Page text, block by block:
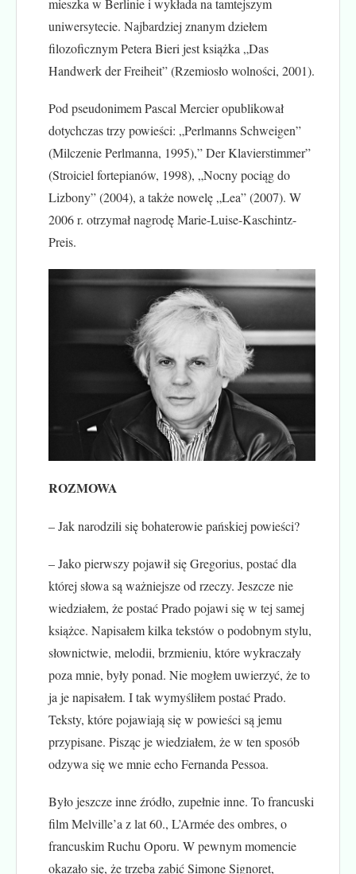
mieszka w Berlinie i wykłada na tamtejszym
uniwersytecie. Najbardziej znanym dziełem
filozoficznym Petera Bieri jest książka „Das
Handwerk der Freiheit” (Rzemiosło wolności, 2001).
Pod pseudonimem Pascal Mercier opublikował
dotychczas trzy powieści: „Perlmanns Schweigen”
(Milczenie Perlmanna, 1995),” Der Klavierstimmer”
(Stroiciel fortepianów, 1998), „Nocny pociąg do
Lizbony” (2004), a także nowelę „Lea” (2007). W
2006 r. otrzymał nagrodę Marie-Luise-Kaschintz-
Preis.
ROZMOWA
– Jak narodzili się bohaterowie pańskiej powieści?
– Jako pierwszy pojawił się Gregorius, postać dla
której słowa są ważniejsze od rzeczy. Jeszcze nie
wiedziałem, że postać Prado pojawi się w tej samej
książce. Napisałem kilka tekstów o podobnym stylu,
słownictwie, melodii, brzmieniu, które wykraczały
poza mnie, były ponad. Nie mogłem uwierzyć, że to
ja je napisałem. I tak wymyśliłem postać Prado.
Teksty, które pojawiają się w powieści są jemu
przypisane. Pisząc je wiedziałem, że w ten sposób
odzywa się we mnie echo Fernanda Pessoa.
Było jeszcze inne źródło, zupełnie inne. To francuski
film Melville’a z lat 60., L’Armée des ombres, o
francuskim Ruchu Oporu. W pewnym momencie
okazało się, że trzeba zabić Simone Signoret,